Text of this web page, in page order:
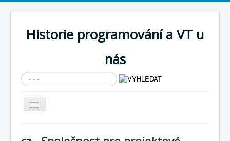
Historie programování a VT u
nás
Vyhledávání...
Přepnout
navigaci